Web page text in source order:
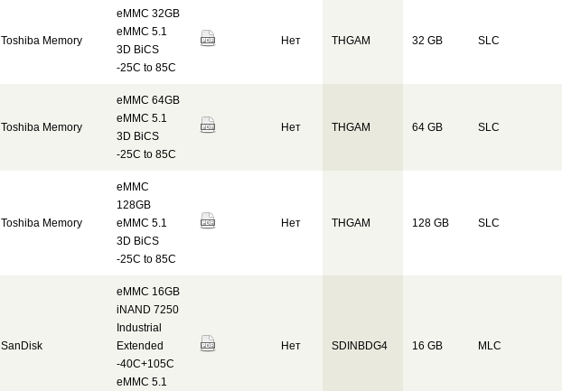
Toshiba Memory
eMMC 32GB
eMMC 5.1
3D BiCS
-25C to 85C
Нет THGAM 32 GB SLC
Toshiba Memory
eMMC 64GB
eMMC 5.1
3D BiCS
-25C to 85C
Нет THGAM 64 GB SLC
Toshiba Memory
eMMC
128GB
eMMC 5.1
3D BiCS
-25C to 85C
Нет THGAM 128 GB SLC
SanDisk
eMMC 16GB
iNAND 7250
Industrial
Extended
-40C+105C
eMMC 5.1
Нет SDINBDG4 16 GB MLC